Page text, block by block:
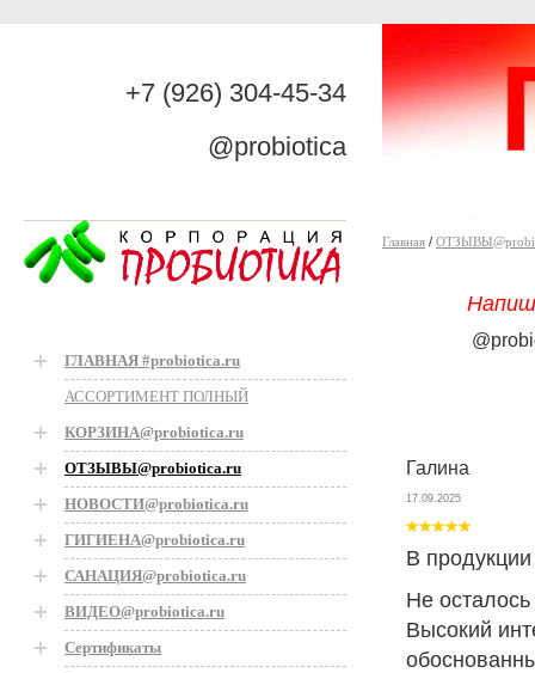
+7 (926) 304-45-34
@probiotica
ГЛАВНАЯ #probiotica.ru
АССОРТИМЕНТ ПОЛНЫЙ
КОРЗИНА@probiotica.ru
ОТЗЫВЫ@probiotica.ru
НОВОСТИ@probiotica.ru
ГИГИЕНА@probiotica.ru
САНАЦИЯ@probiotica.ru
ВИДЕО@probiotica.ru
Сертификаты
Главная /
Галина
17.09.2025
В
Не
Высокий